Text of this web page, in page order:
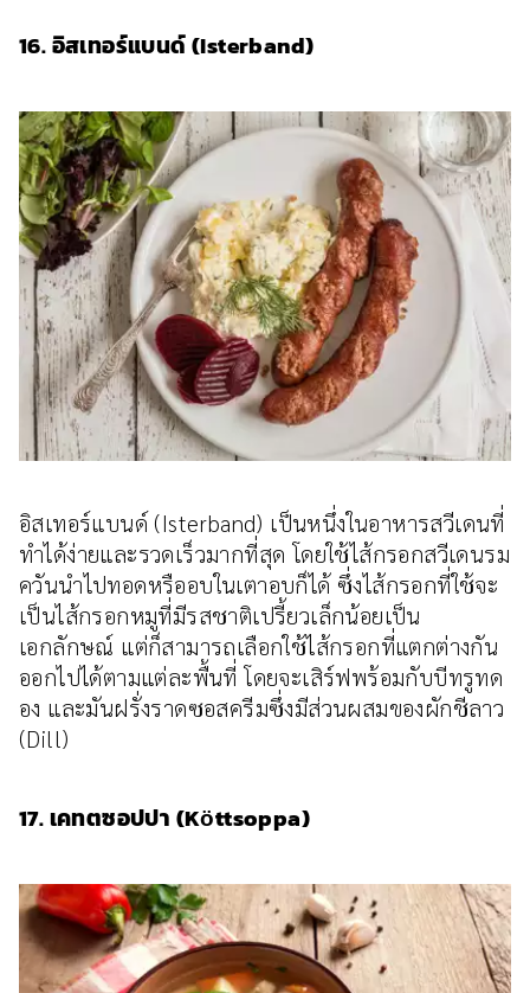
16. อิสเทอร์แบนด์ (Isterband)
อิสเทอร์แบนด์ (Isterband) เป็นหนึ่งในอาหารสวีเดนที่
ทำได้ง่ายและรวดเร็วมากที่สุด โดยใช้ไส้กรอกสวีเดนรม
ควันนำไปทอดหรืออบในเตาอบก็ได้ ซึ่งไส้กรอกที่ใช้จะ
เป็นไส้กรอกหมูที่มีรสชาติเปรี้ยวเล็กน้อยเป็น
เอกลักษณ์ แต่ก็สามารถเลือกใช้ไส้กรอกที่แตกต่างกัน
ออกไปได้ตามแต่ละพื้นที่ โดยจะเสิร์ฟพร้อมกับบีทรูทด
อง และมันฝรั่งราดซอสครีมซึ่งมีส่วนผสมของผักชีลาว
(Dill)
17. เคทตซอปปา (Kӧttsoppa)